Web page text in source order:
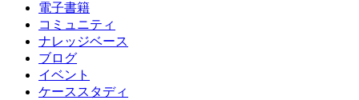
電子書籍
コミュニティ
ナレッジベース
ブログ
イベント
ケーススタディ